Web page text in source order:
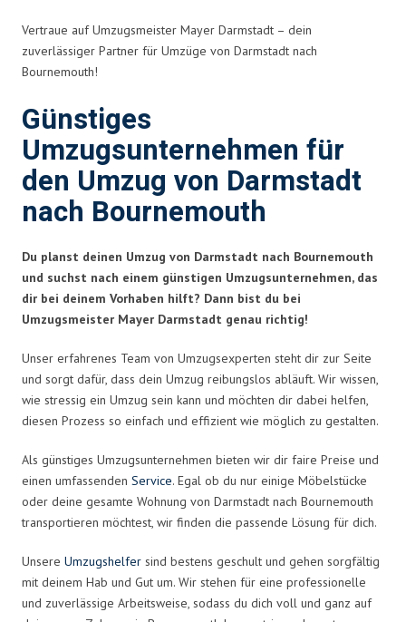
Vertraue auf Umzugsmeister Mayer Darmstadt – dein
zuverlässiger Partner für Umzüge von Darmstadt nach
Bournemouth!
Günstiges
Umzugsunternehmen für
den Umzug von Darmstadt
nach Bournemouth
Du planst deinen Umzug von Darmstadt nach Bournemouth
und suchst nach einem günstigen Umzugsunternehmen, das
dir bei deinem Vorhaben hilft? Dann bist du bei
Umzugsmeister Mayer Darmstadt genau richtig!
Unser erfahrenes Team von Umzugsexperten steht dir zur Seite
und sorgt dafür, dass dein Umzug reibungslos abläuft. Wir wissen,
wie stressig ein Umzug sein kann und möchten dir dabei helfen,
diesen Prozess so einfach und effizient wie möglich zu gestalten.
Als günstiges Umzugsunternehmen bieten wir dir faire Preise und
einen umfassenden Service. Egal ob du nur einige Möbelstücke
oder deine gesamte Wohnung von Darmstadt nach Bournemouth
transportieren möchtest, wir finden die passende Lösung für dich.
Unsere Umzugshelfer sind bestens geschult und gehen sorgfältig
mit deinem Hab und Gut um. Wir stehen für eine professionelle
und zuverlässige Arbeitsweise, sodass du dich voll und ganz auf